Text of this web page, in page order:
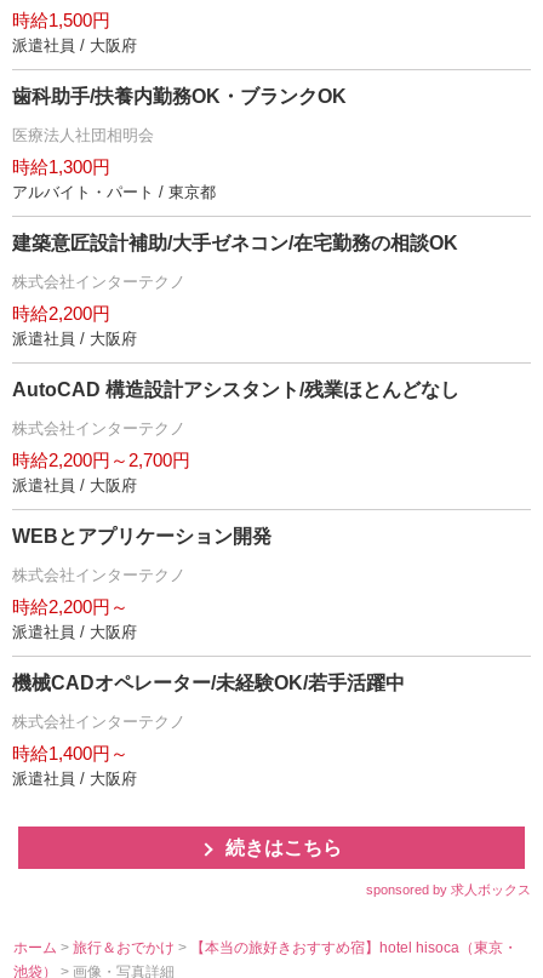
時給1,500円
派遣社員 / 大阪府
歯科助手/扶養内勤務OK・ブランクOK
医療法人社団相明会
時給1,300円
アルバイト・パート / 東京都
建築意匠設計補助/大手ゼネコン/在宅勤務の相談OK
株式会社インターテクノ
時給2,200円
派遣社員 / 大阪府
AutoCAD 構造設計アシスタント/残業ほとんどなし
株式会社インターテクノ
時給2,200円～2,700円
派遣社員 / 大阪府
WEBとアプリケーション開発
株式会社インターテクノ
時給2,200円～
派遣社員 / 大阪府
機械CADオペレーター/未経験OK/若手活躍中
株式会社インターテクノ
時給1,400円～
派遣社員 / 大阪府
続きはこちら
sponsored by 求人ボックス
ホーム >旅行＆おでかけ>
【本当の旅好きおすすめ宿】hotel hisoca（東京・
池袋）> 画像・写真詳細